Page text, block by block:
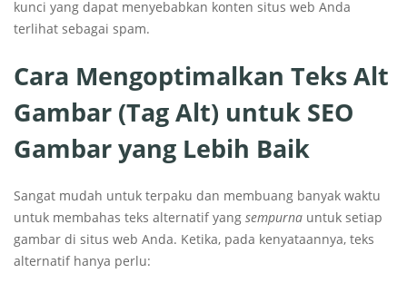
kunci yang dapat menyebabkan konten situs web Anda
terlihat sebagai spam.
Cara Mengoptimalkan Teks Alt
Gambar (Tag Alt) untuk SEO
Gambar yang Lebih Baik
Sangat mudah untuk terpaku dan membuang banyak waktu
untuk membahas teks alternatif yang sempurna untuk setiap
gambar di situs web Anda. Ketika, pada kenyataannya, teks
alternatif hanya perlu: